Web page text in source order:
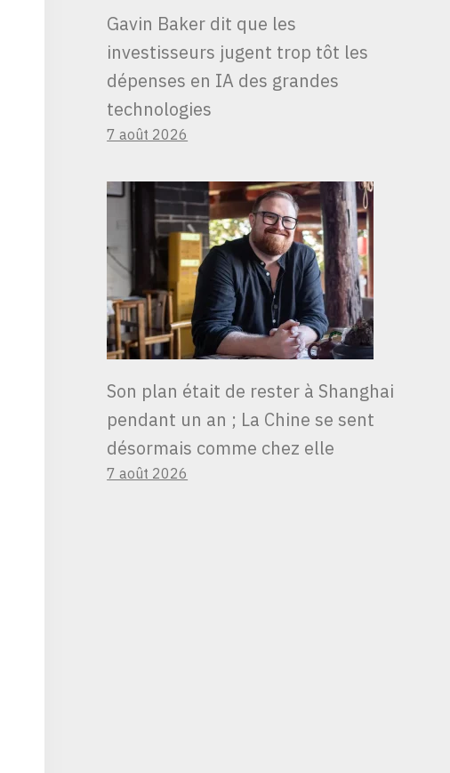
Gavin Baker dit que les
investisseurs jugent trop tôt les
dépenses en IA des grandes
technologies
7 août 2026
Son plan était de rester à Shanghai
pendant un an ; La Chine se sent
désormais comme chez elle
7 août 2026